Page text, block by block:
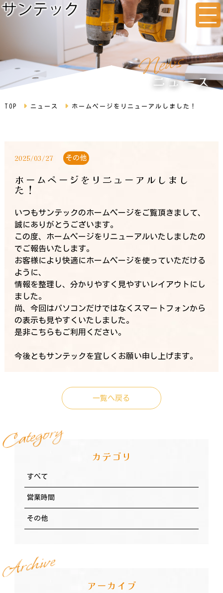
News
ニュース
TOP ニュース ホームページをリニューアルしました！
2025/03/27 その他
ホームページをリニューアルしまし
た！
いつもサンテックのホームページをご覧頂きまして、
誠にありがとうございます。
この度、ホームページをリニューアルいたしましたの
でご報告いたします。
お客様により快適にホームページを使っていただける
ように、
情報を整理し、分かりやすく見やすいレイアウトにし
ました。
尚、今回はパソコンだけではなくスマートフォンから
の表示も見やすくいたしました。
是非こちらもご利用ください。
今後ともサンテックを宜しくお願い申し上げます。
一覧へ戻る
Category
カテゴリ
すべて
営業時間
その他
Archive
アーカイブ